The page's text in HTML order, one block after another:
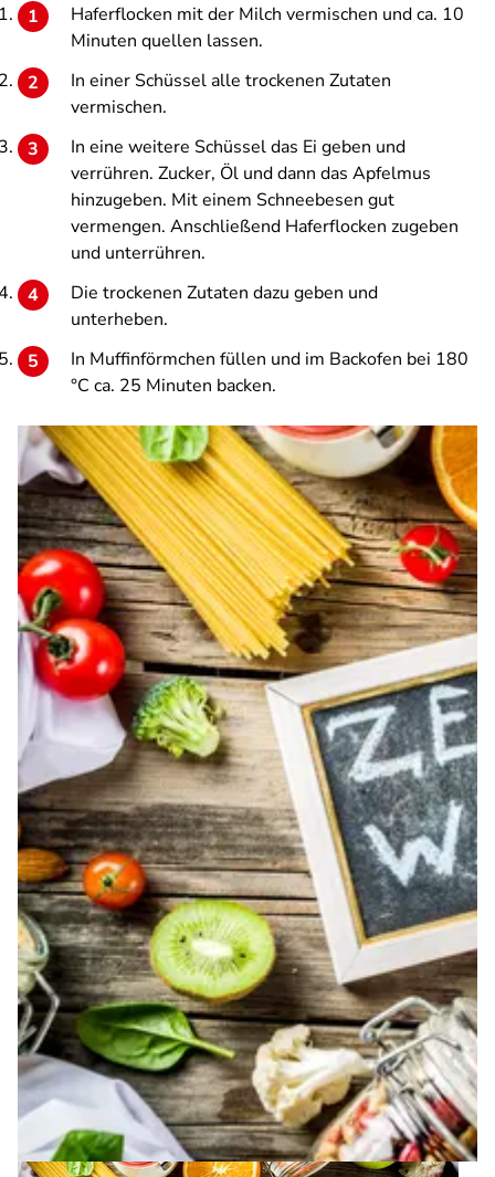
Haferflocken mit der Milch vermischen und ca. 10
Minuten quellen lassen.
In einer Schüssel alle trockenen Zutaten
vermischen.
In eine weitere Schüssel das Ei geben und
verrühren. Zucker, Öl und dann das Apfelmus
hinzugeben. Mit einem Schneebesen gut
vermengen. Anschließend Haferflocken zugeben
und unterrühren.
Die trockenen Zutaten dazu geben und
unterheben.
In Muffinförmchen füllen und im Backofen bei 180
°C ca. 25 Minuten backen.